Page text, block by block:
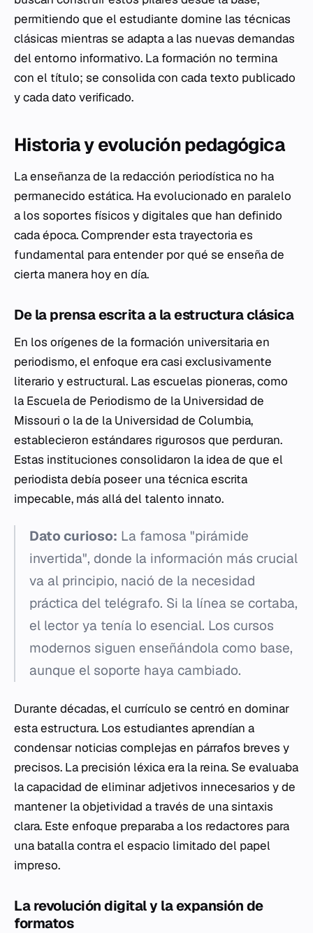
permitiendo que el estudiante domine las técnicas
clásicas mientras se adapta a las nuevas demandas
del entorno informativo. La formación no termina
con el título; se consolida con cada texto publicado
y cada dato verificado.
Historia y evolución pedagógica
La enseñanza de la redacción periodística no ha
permanecido estática. Ha evolucionado en paralelo
a los soportes físicos y digitales que han definido
cada época. Comprender esta trayectoria es
fundamental para entender por qué se enseña de
cierta manera hoy en día.
De la prensa escrita a la estructura clásica
En los orígenes de la formación universitaria en
periodismo, el enfoque era casi exclusivamente
literario y estructural. Las escuelas pioneras, como
la Escuela de Periodismo de la Universidad de
Missouri o la de la Universidad de Columbia,
establecieron estándares rigurosos que perduran.
Estas instituciones consolidaron la idea de que el
periodista debía poseer una técnica escrita
impecable, más allá del talento innato.
Dato curioso: La famosa "pirámide
invertida", donde la información más crucial
va al principio, nació de la necesidad
práctica del telégrafo. Si la línea se cortaba,
el lector ya tenía lo esencial. Los cursos
modernos siguen enseñándola como base,
aunque el soporte haya cambiado.
Durante décadas, el currículo se centró en dominar
esta estructura. Los estudiantes aprendían a
condensar noticias complejas en párrafos breves y
precisos. La precisión léxica era la reina. Se evaluaba
la capacidad de eliminar adjetivos innecesarios y de
mantener la objetividad a través de una sintaxis
clara. Este enfoque preparaba a los redactores para
una batalla contra el espacio limitado del papel
impreso.
La revolución digital y la expansión de
formatos